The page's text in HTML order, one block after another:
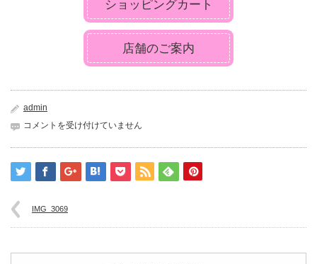
ショッピングカート
店舗のご案内
admin
IMG_3069
コメントを受け付けていません
IMG_3069